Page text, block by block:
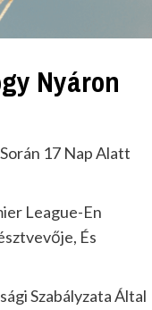
Nyáron
17 Nap Alatt
League-En
És
Szabályzata Által